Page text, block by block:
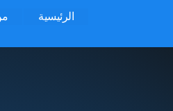
الرئيسية